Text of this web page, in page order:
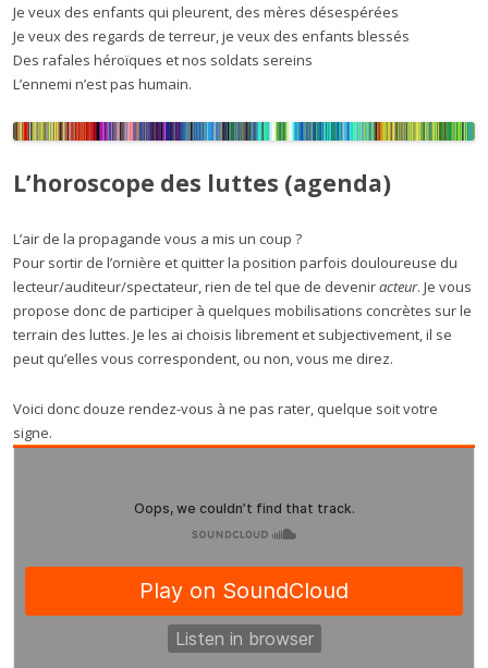
Je veux des enfants qui pleurent, des mères désespérées
Je veux des regards de terreur, je veux des enfants blessés
Des rafales héroïques et nos soldats sereins
L’ennemi n’est pas humain.
L’horoscope des luttes (agenda)
L’air de la propagande vous a mis un coup ?
Pour sortir de l’ornière et quitter la position parfois douloureuse du
lecteur/auditeur/spectateur, rien de tel que de deveniracteur. Je vous
propose donc de participer à quelques mobilisations concrètes sur le
terrain des luttes. Je les ai choisis librement et subjectivement, il se
peut qu’elles vous correspondent, ou non, vous me direz.
Voici donc douze rendez-vous à ne pas rater, quelque soit votre
signe.